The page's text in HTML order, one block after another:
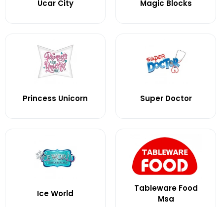
Ucar City Magic Blocks
Princess Unicorn Super Doctor
Ice World
Tableware Food
Msa